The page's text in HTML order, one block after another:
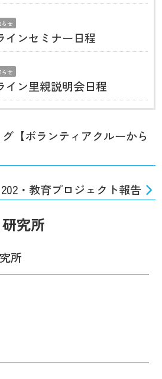
せ
インセミナー日程
せ
イン里親説明会日程
【ボランティアクルーから
202・教育プロジェクト報告
究所
所